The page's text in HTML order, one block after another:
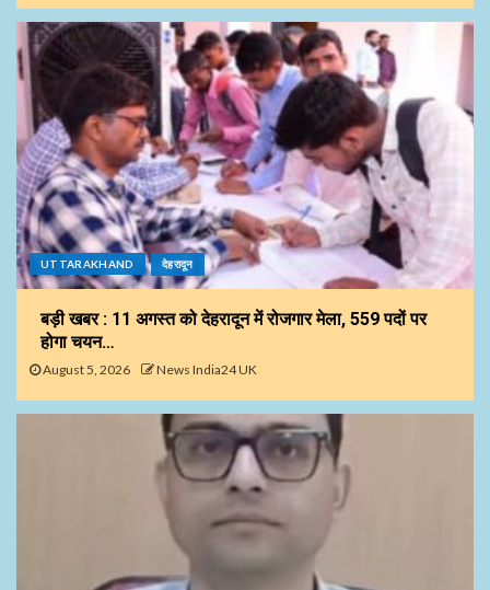
UTTARAKHAND देहरादून
बड़ी खबर : 11 अगस्त को देहरादून में रोजगार मेला, 559 पदों पर
होगा चयन…
August 5, 2026 News India24 UK